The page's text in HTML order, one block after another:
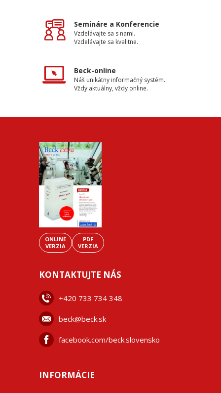
Semináre a Konferencie
Vzdelávajte sa s nami.
Vzdelávajte sa kvalitne.
Beck-online
Náš unikátny informačný systém.
Vždy aktuálny, vždy online.
ONLINE
VERZIA
PDF
VERZIA
KONTAKTUJTE NÁS
+420 733 734 348
beck@beck.sk
facebook.com/beck.slovensko
INFORMÁCIE